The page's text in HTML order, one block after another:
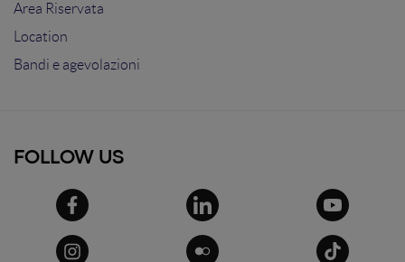
Area Riservata
Location
Bandi e agevolazioni
FOLLOW US